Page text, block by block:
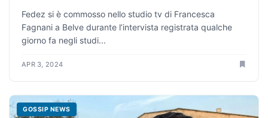
Fedez si è commosso nello studio tv di Francesca
Fagnani a Belve durante l’intervista registrata qualche
giorno fa negli studi...
APR 3, 2024
GOSSIP NEWS